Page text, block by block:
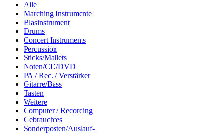
Alle
Marching Instrumente
Blasinstrument
Drums
Concert Instruments
Percussion
Sticks/Mallets
Noten/CD/DVD
PA / Rec. / Verstärker
Gitarre/Bass
Tasten
Weitere
Computer / Recording
Gebrauchtes
Sonderposten/Auslauf-